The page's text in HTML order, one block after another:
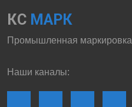
КС МАРК
Промышленная маркировка
Наши каналы: